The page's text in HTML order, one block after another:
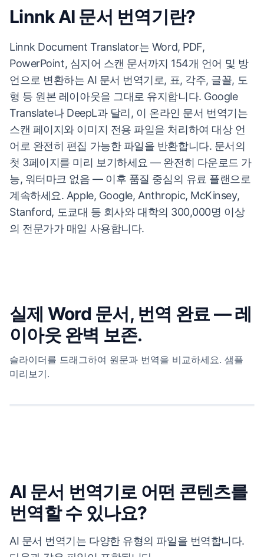
Linnk AI 문서 번역기란?
Linnk Document Translator는 Word, PDF,
PowerPoint, 심지어 스캔 문서까지 154개 언어 및 방
언으로 변환하는 AI 문서 번역기로, 표, 각주, 글꼴, 도
형 등 원본 레이아웃을 그대로 유지합니다. Google
Translate나 DeepL과 달리, 이 온라인 문서 번역기는
스캔 페이지와 이미지 전용 파일을 처리하여 대상 언
어로 완전히 편집 가능한 파일을 반환합니다. 문서의
첫 3페이지를 미리 보기하세요 — 완전히 다운로드 가
능, 워터마크 없음 — 이후 품질 중심의 유료 플랜으로
계속하세요. Apple, Google, Anthropic, McKinsey,
Stanford, 도쿄대 등 회사와 대학의 300,000명 이상
의 전문가가 매일 사용합니다.
실제 Word 문서, 번역 완료 — 레
이아웃 완벽 보존.
슬라이더를 드래그하여 원문과 번역을 비교하세요. 샘플
미리보기.
( “Confidential Information” ¹ ); the parties therefore agree as follows:
Definitions.
“Confidential Information” means any non-public information
disclosed by the disclosing party that is marked, or would reasonably be
understood to be, confidential — including but not limited to:
1.2
technical specifications, source code, and product roadmaps;
1.3
any other materials, written or oral, exchanged under this
agreement.
정의. “기밀 정보”란 공개 당사자가 공개한 비공개 정보로서, 기밀로 표시되었거
나 합리적으로 기밀로 이해될 수 있는 정보를 의미하며, 이에 한정되지 않고 다음을
포함합니다:
1.1
재무 모델, 고객 목록 및 가격 데이터；
1.3
본 계약에 따라 교환된 기타 모든 서면 또는 구두 자료.
2.
비밀유지 의무.
수령 당사자는 공개일로부터 이(2)년간, 동등한 중요성을 가진
⇆
AI 문서 번역기로 어떤 콘텐츠를
번역할 수 있나요?
AI 문서 번역기는 다양한 유형의 파일을 번역합니다.